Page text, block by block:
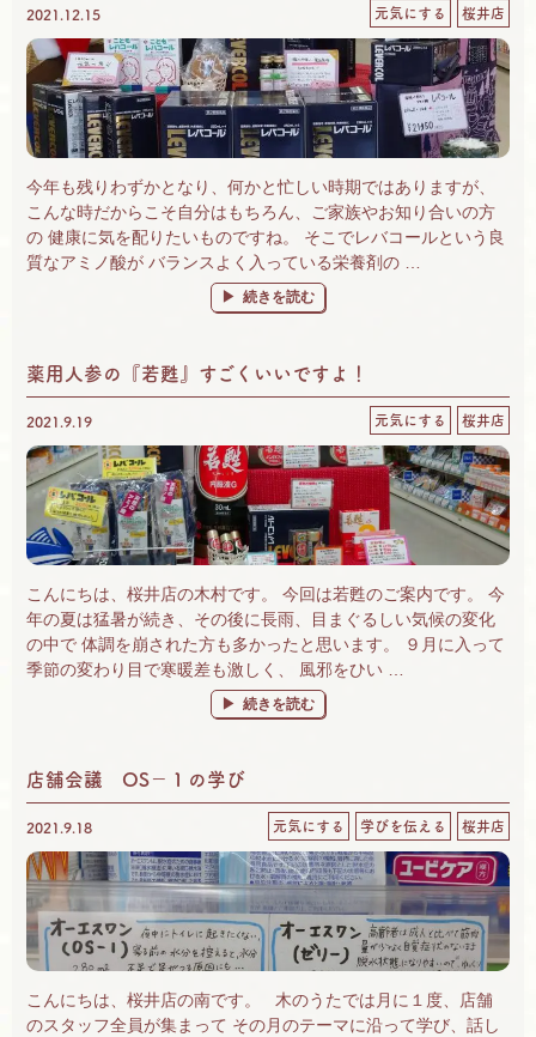
2021.12.15 元気にする 桜井店
今年も残りわずかとなり、何かと忙しい時期ではありますが、
こんな時だからこそ自分はもちろん、ご家族やお知り合いの方
の 健康に気を配りたいものですね。 そこでレバコールという良
質なアミノ酸が バランスよく入っている栄養剤の …
“あなたの大切な人にレバコールを贈りませ
続きを読む
薬用人参の『若甦』すごくいいですよ！
2021.9.19 元気にする 桜井店
こんにちは、桜井店の木村です。 今回は若甦のご案内です。 今
年の夏は猛暑が続き、その後に長雨、目まぐるしい気候の変化
の中で 体調を崩された方も多かったと思います。 ９月に入って
季節の変わり目で寒暖差も激しく、 風邪をひい …
“薬用人参の『若甦』すごくいいですよ！” の
続きを読む
店舗会議 OS－１の学び
2021.9.18 元気にする 学びを伝える 桜井店
こんにちは、桜井店の南です。 木のうたでは月に１度、店舗
のスタッフ全員が集まって その月のテーマに沿って学び、話し